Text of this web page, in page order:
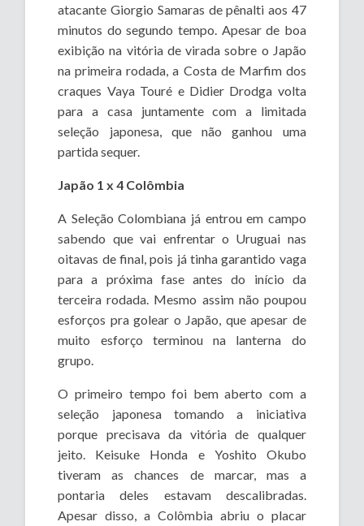
atacante Giorgio Samaras de pênalti aos 47
minutos do segundo tempo. Apesar de boa
exibição na vitória de virada sobre o Japão
na primeira rodada, a Costa de Marfim dos
craques Vaya Touré e Didier Drodga volta
para a casa juntamente com a limitada
seleção japonesa, que não ganhou uma
partida sequer.
Japão 1 x 4 Colômbia
A Seleção Colombiana já entrou em campo
sabendo que vai enfrentar o Uruguai nas
oitavas de final, pois já tinha garantido vaga
para a próxima fase antes do início da
terceira rodada. Mesmo assim não poupou
esforços pra golear o Japão, que apesar de
muito esforço terminou na lanterna do
grupo.
O primeiro tempo foi bem aberto com a
seleção japonesa tomando a iniciativa
porque precisava da vitória de qualquer
jeito. Keisuke Honda e Yoshito Okubo
tiveram as chances de marcar, mas a
pontaria deles estavam descalibradas.
Apesar disso, a Colômbia abriu o placar